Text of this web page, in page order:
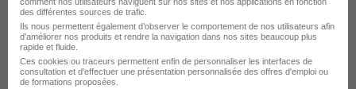
Samer - 62 CDD 3 mois
Voir l’offre
des différentes sources de trafic.
Ils nous permettent également d’observer le comportement de nos utilisateurs afin
d'améliorer nos produits et rendre la navigation dans nos sites beaucoup plus
rapide et fluide.
Ces cookies ou traceurs permettent enfin de personnaliser les interfaces de
consultation et d'effectuer une présentation personnalisée des offres d'emploi ou
de formations proposées.